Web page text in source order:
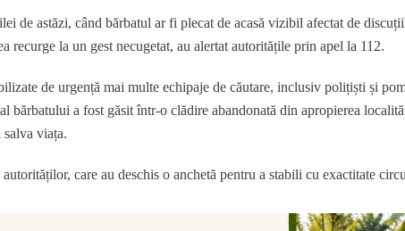
de astăzi, când bărbatul ar fi plecat de acasă vizibil afectat de
recurge la un gest necugetat, au alertat autoritățile prin apel la 112.
de urgență mai multe echipaje de căutare, inclusiv polițiști și
bărbatului a fost găsit într-o clădire abandonată din apropierea
viața.
care au deschis o anchetă pentru a stabili cu exactitate